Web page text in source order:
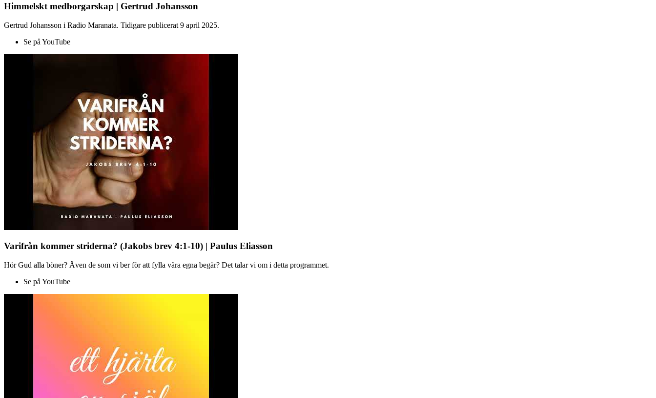
Himmelskt medborgarskap | Gertrud Johansson
Gertrud Johansson i Radio Maranata. Tidigare publicerat 9 april 2025.
Se på YouTube
Varifrån kommer striderna? (Jakobs brev 4:1-10) | Paulus Eliasson
Hör Gud alla böner? Även de som vi ber för att fylla våra egna begär? Det talar vi om i detta programmet.
Se på YouTube